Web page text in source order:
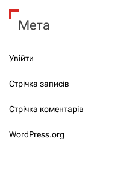
Мета
Увійти
Стрічка записів
Стрічка коментарів
WordPress.org